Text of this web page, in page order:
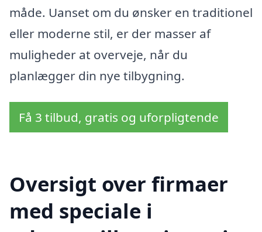
måde. Uanset om du ønsker en traditionel
eller moderne stil, er der masser af
muligheder at overveje, når du
planlægger din nye tilbygning.
Få 3 tilbud, gratis og uforpligtende
Oversigt over firmaer
med speciale i